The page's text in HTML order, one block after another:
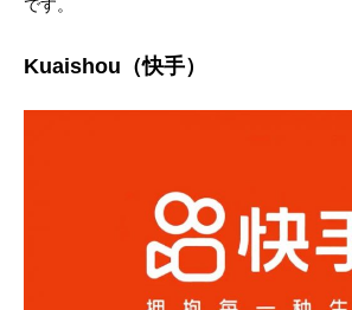
です。
Kuaishou（快手）